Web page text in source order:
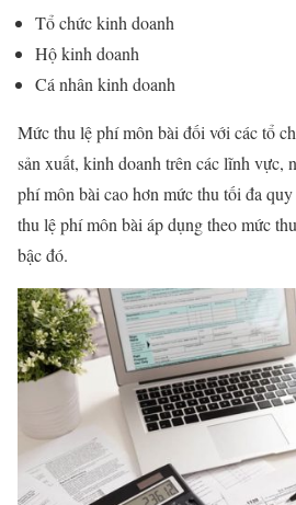
Tổ chức kinh doanh
Hộ kinh doanh
Cá nhân kinh doanh
Mức thu lệ phí môn bài đối với các tổ
sản xuất, kinh doanh trên các lĩnh vực,
phí môn bài cao hơn mức thu tối đa
thu lệ phí môn bài áp dụng theo mức
bậc đó.